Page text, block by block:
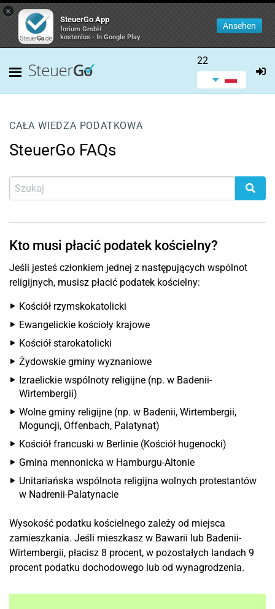
×
SteuerGo App
forium GmbH
kostenlos - In Google Play
Ansehen
22
CAŁA WIEDZA PODATKOWA
SteuerGo FAQs
Kto musi płacić podatek kościelny?
Jeśli jesteś członkiem jednej z następujących wspólnot
religijnych, musisz płacić podatek kościelny:
Kościół rzymskokatolicki
Ewangelickie kościoły krajowe
Kościół starokatolicki
Żydowskie gminy wyznaniowe
Izraelickie wspólnoty religijne (np. w Badenii-
Wirtembergii)
Wolne gminy religijne (np. w Badenii, Wirtembergii,
Moguncji, Offenbach, Palatynat)
Kościół francuski w Berlinie (Kościół hugenocki)
Gmina mennonicka w Hamburgu-Altonie
Unitariańska wspólnota religijna wolnych protestantów
w Nadrenii-Palatynacie
Wysokość podatku kościelnego zależy od miejsca
zamieszkania. Jeśli mieszkasz w Bawarii lub Badenii-
Wirtembergii, płacisz 8 procent, w pozostałych landach 9
procent podatku dochodowego lub od wynagrodzenia.